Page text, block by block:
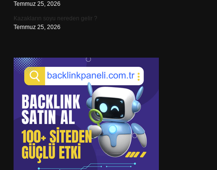
Temmuz 25, 2026
Kazakların soyu nereden gelir ?
Temmuz 25, 2026